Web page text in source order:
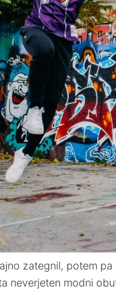
zategnil, potem
neverjeten modni